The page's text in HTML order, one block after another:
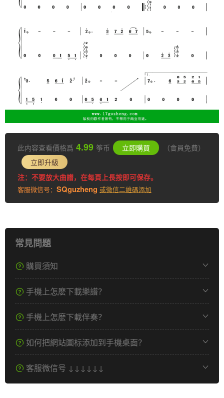
此内容查看價格爲 4.99 筝币 立即購買
（會員免費）
立即升級
注：不要放大曲譜，在每頁上長按即可保存。
客服微信号： SQguzheng 或微信二維碼添加
常見問題
購買須知
手機上怎麽下載樂譜？
手機上怎麽下載伴奏？
如何把網站圖标添加到手機桌面？
客服微信号 ↓↓↓↓↓↓